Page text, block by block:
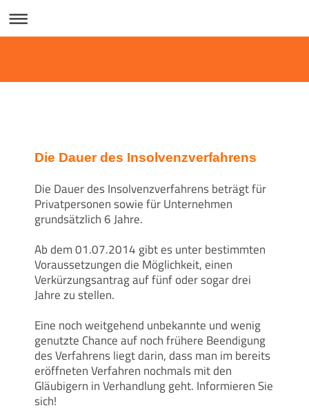
Die Dauer des Insolvenzverfahrens
Die Dauer des Insolvenzverfahrens beträgt für
Privatpersonen sowie für Unternehmen
grundsätzlich 6 Jahre.
Ab dem 01.07.2014 gibt es unter bestimmten
Voraussetzungen die Möglichkeit, einen
Verkürzungsantrag auf fünf oder sogar drei
Jahre zu stellen.
Eine noch weitgehend unbekannte und wenig
genutzte Chance auf noch frühere Beendigung
des Verfahrens liegt darin, dass man im bereits
eröffneten Verfahren nochmals mit den
Gläubigern in Verhandlung geht. Informieren Sie
sich!